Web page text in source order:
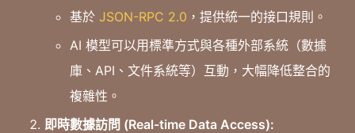
基於 JSON-RPC 2.0 ，提供統一的接口規則。
AI 模型可以用標準方式與各種外部系統（數據
庫、API、文件系統等）互動，大幅降低整合的
複雜性。
即時數據訪問 (Real-time Data Access):